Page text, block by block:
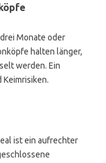
Monate oder
halten länger,
werden. Ein
ist ein aufrechter